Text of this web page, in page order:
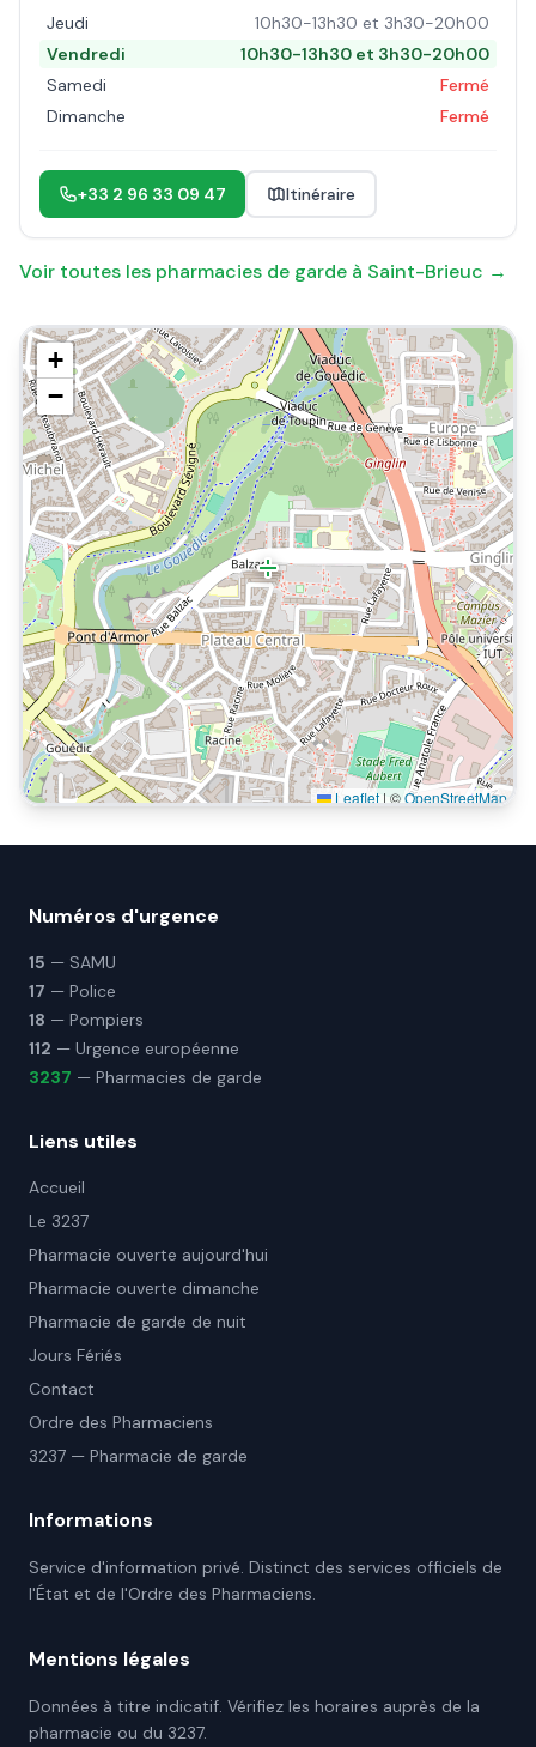
Jeudi
10h30-13h30 et 3h30-20h00
Vendredi
10h30-13h30 et 3h30-20h00
Samedi
Fermé
Dimanche
Fermé
+33 2 96 33 09 47 Itinéraire
Voir toutes les pharmacies de garde à Saint-Brieuc →
+
−
Leaflet | ©OpenStreetMap
Numéros d'urgence
15 — SAMU
17 — Police
18 — Pompiers
112 — Urgence européenne
3237 — Pharmacies de garde
Liens utiles
Accueil
Le 3237
Pharmacie ouverte aujourd'hui
Pharmacie ouverte dimanche
Pharmacie de garde de nuit
Jours Fériés
Contact
Ordre des Pharmaciens
3237 — Pharmacie de garde
Informations
Service d'information privé. Distinct des services officiels de
l'État et de l'Ordre des Pharmaciens.
Mentions légales
Données à titre indicatif. Vérifiez les horaires auprès de la
pharmacie ou du 3237.